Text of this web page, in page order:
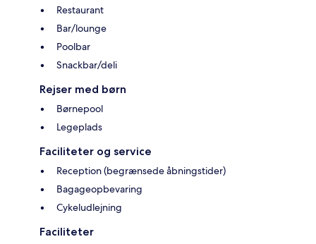
Restaurant
Bar/lounge
Poolbar
Snackbar/deli
Rejser med børn
Børnepool
Legeplads
Faciliteter og service
Reception (begrænsede åbningstider)
Bagageopbevaring
Cykeludlejning
Faciliteter